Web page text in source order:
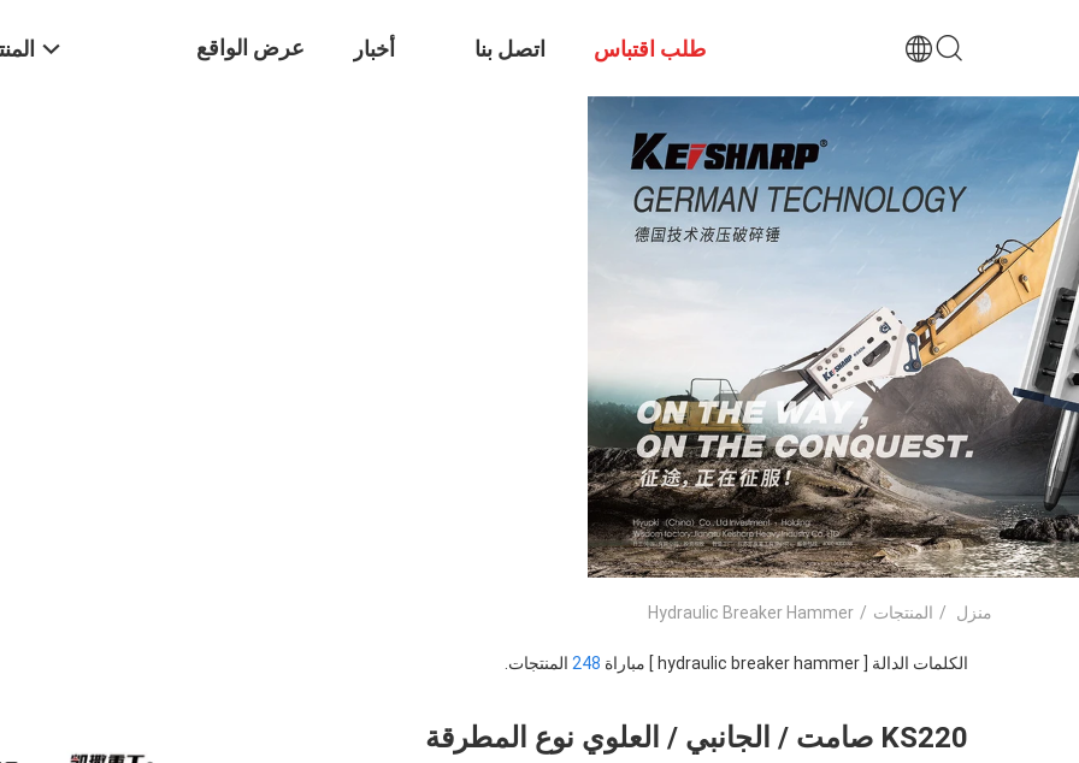
عرض الواقع أخبار اتصل بنا طلب اقتباس
منزل / المنتجات /
Hydraulic Breaker Hammer
الكلمات الدالة [ hydraulic breaker hammer ] مباراة 248 المنتجات.
KS220 صامت / الجانبي / العلوي نوع المطرقة